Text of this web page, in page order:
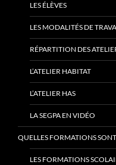
LES ÉLÈVES
LES MODALITÉS DE
RÉPARTITION DES
L’ATELIER HABITAT
L’ATELIER HAS
LA SEGPA EN VIDÉO
QUELLES FORMATIONS SONT
LES FORMATIONS